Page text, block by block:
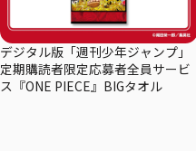
デジタル版「週刊少年ジャンプ」
定期購読者限定応募者全員サービ
ス『ONE PIECE』BIGタオル